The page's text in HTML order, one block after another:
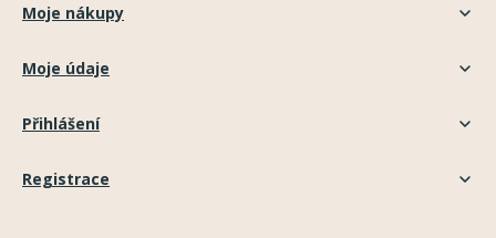
Moje nákupy
Moje údaje
Přihlášení
Registrace